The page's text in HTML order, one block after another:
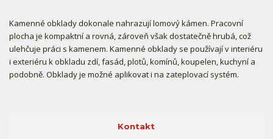
Kamenné obklady dokonale nahrazují lomový kámen. Pracovní
plocha je kompaktní a rovná, zároveň však dostatečně hrubá, což
ulehčuje práci s kamenem. Kamenné obklady se používají v interiéru
i exteriéru k obkladu zdí, fasád, plotů, komínů, koupelen, kuchyní a
podobně. Obklady je možné aplikovat i na zateplovací systém.
Kontakt